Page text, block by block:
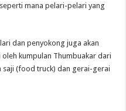
mana pelari-pelari yang
dan penyokong juga akan
kumpulan Thumbuakar dari
saji (food truck) dan gerai-gerai